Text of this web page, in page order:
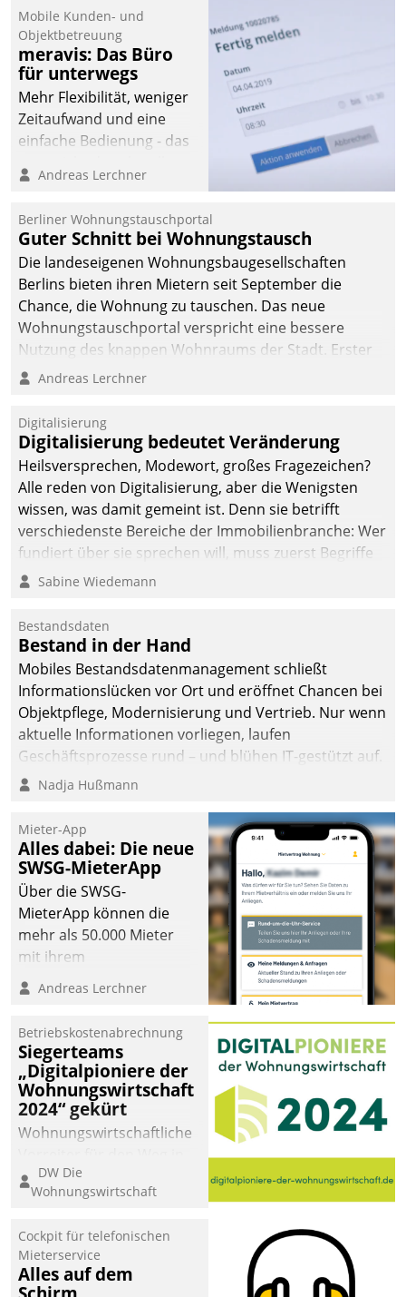
Mobile Kunden- und
Objektbetreuung
meravis: Das Büro
für unterwegs
Mehr Flexibilität, weniger
Zeitaufwand und eine
einfache Bedienung - das
Cockpit für mobile
Datatrain. Die meravis
Wohnungsbau- und
Immobilien GmbH hat
sich dabei für den Betrieb
der Lösung über die SAP
Cloud Platform
entschieden - als erstes
Unternehmen am
Andreas Lerchner
Berliner Wohnungstauschportal
Guter Schnitt bei Wohnungstausch
Die landeseigenen Wohnungsbaugesellschaften
Berlins bieten ihren Mietern seit September die
Chance, die Wohnung zu tauschen. Das neue
Wohnungstauschportal verspricht eine bessere
Nutzung des knappen Wohnraums der Stadt. Erster
Anwendungsfall für Datatrains Lösung API-Hub mit
Unternehmen.
Andreas Lerchner
Digitalisierung
Digitalisierung bedeutet Veränderung
Heilsversprechen, Modewort, großes Fragezeichen?
Alle reden von Digitalisierung, aber die Wenigsten
wissen, was damit gemeint ist. Denn sie betrifft
verschiedenste Bereiche der Immobilienbranche: Wer
fundiert über sie sprechen will, muss zuerst Begriffe
klären. Ein Aspekt ist die betriebliche Optimierung:
Einsparungen durch optimierte und automatisierte
Prozesse. Doch man darf nicht zu viel erwarten: Allein
mit der Einführung einer neuen Software ist es nicht
getan. Die Digitalisierung erfordert von Unternehmen
die Bereitschaft, sich zu überprüfen, zu hinterfragen
und zu verändern.
Sabine Wiedemann
Bestandsdaten
Bestand in der Hand
Mobiles Bestandsdatenmanagement schließt
Informationslücken vor Ort und eröffnet Chancen bei
Objektpflege, Modernisierung und Vertrieb. Nur wenn
aktuelle Informationen vorliegen, laufen
Geschäftsprozesse rund – und blühen IT-gestützt auf.
Nadja Hußmann
Mieter-App
Alles dabei: Die neue
SWSG-MieterApp
Über die SWSG-
MieterApp können die
mehr als 50.000 Mieter
mit ihrem
Wohnungsunternehmen
kommunizieren, auf dem
einsehen und ändern
oder
Schadensmeldungen
abgeben – rund um die
Uhr.
Andreas Lerchner
Betriebskostenabrechnung
Siegerteams
„Digitalpioniere der
Wohnungswirtschaft
2024“ gekürt
Wohnungswirtschaftliche
eine digitale Zukunft zu
finden, ist das Ziel des
der
Wohnungswirtschaft“.
Bewerben können sich
DW Die
Wohnungswirtschaft
Cockpit für telefonischen
Mieterservice
Alles auf dem